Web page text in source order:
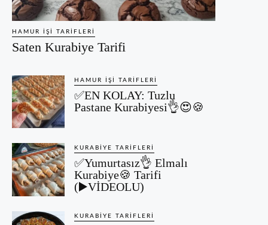
HAMUR İŞI TARIFLERI
Saten Kurabiye Tarifi
HAMUR İŞI TARIFLERI
✅EN KOLAY: Tuzlu
Pastane Kurabiyesi👌😍🍪
KURABIYE TARIFLERI
✅Yumurtasız👌 Elmalı
Kurabiye🍪 Tarifi
(▶️VİDEOLU)
KURABIYE TARIFLERI